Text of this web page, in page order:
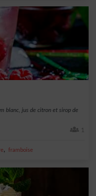
blanc, jus de citron et sirop de
1
, framboise